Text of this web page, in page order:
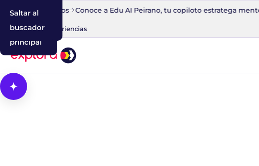
Saltar al
contenido
principal
Saltar a la
navegación
Saltar al
buscador
en 30 minutos Conoce a Edu AI Peirano, tu copiloto estratega mentor
Blog IA Experiencias
Abrir Cosmos, el asistente con IA